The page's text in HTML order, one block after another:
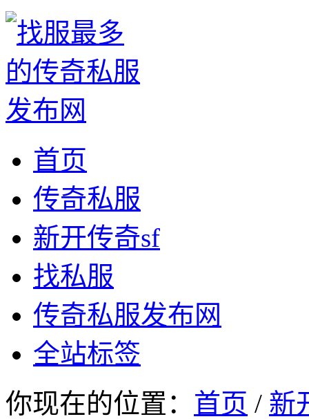
首页
传奇私服
新开传奇sf
找私服
传奇私服发布网
全站标签
你现在的位置： 首页 / 新